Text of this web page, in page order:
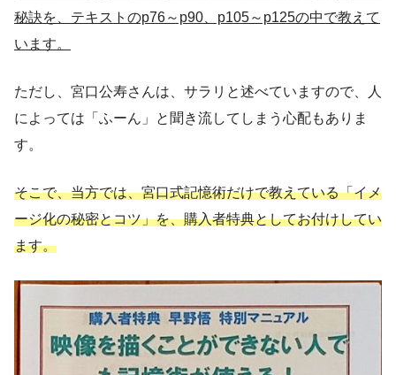
秘訣を、テキストのp76～p90、p105～p125の中で教えて
います。
ただし、宮口公寿さんは、サラリと述べていますので、人
によっては「ふーん」と聞き流してしまう心配もありま
す。
そこで、当方では、宮口式記憶術だけで教えている「イメ
ージ化の秘密とコツ」を、購入者特典としてお付けしてい
ます。